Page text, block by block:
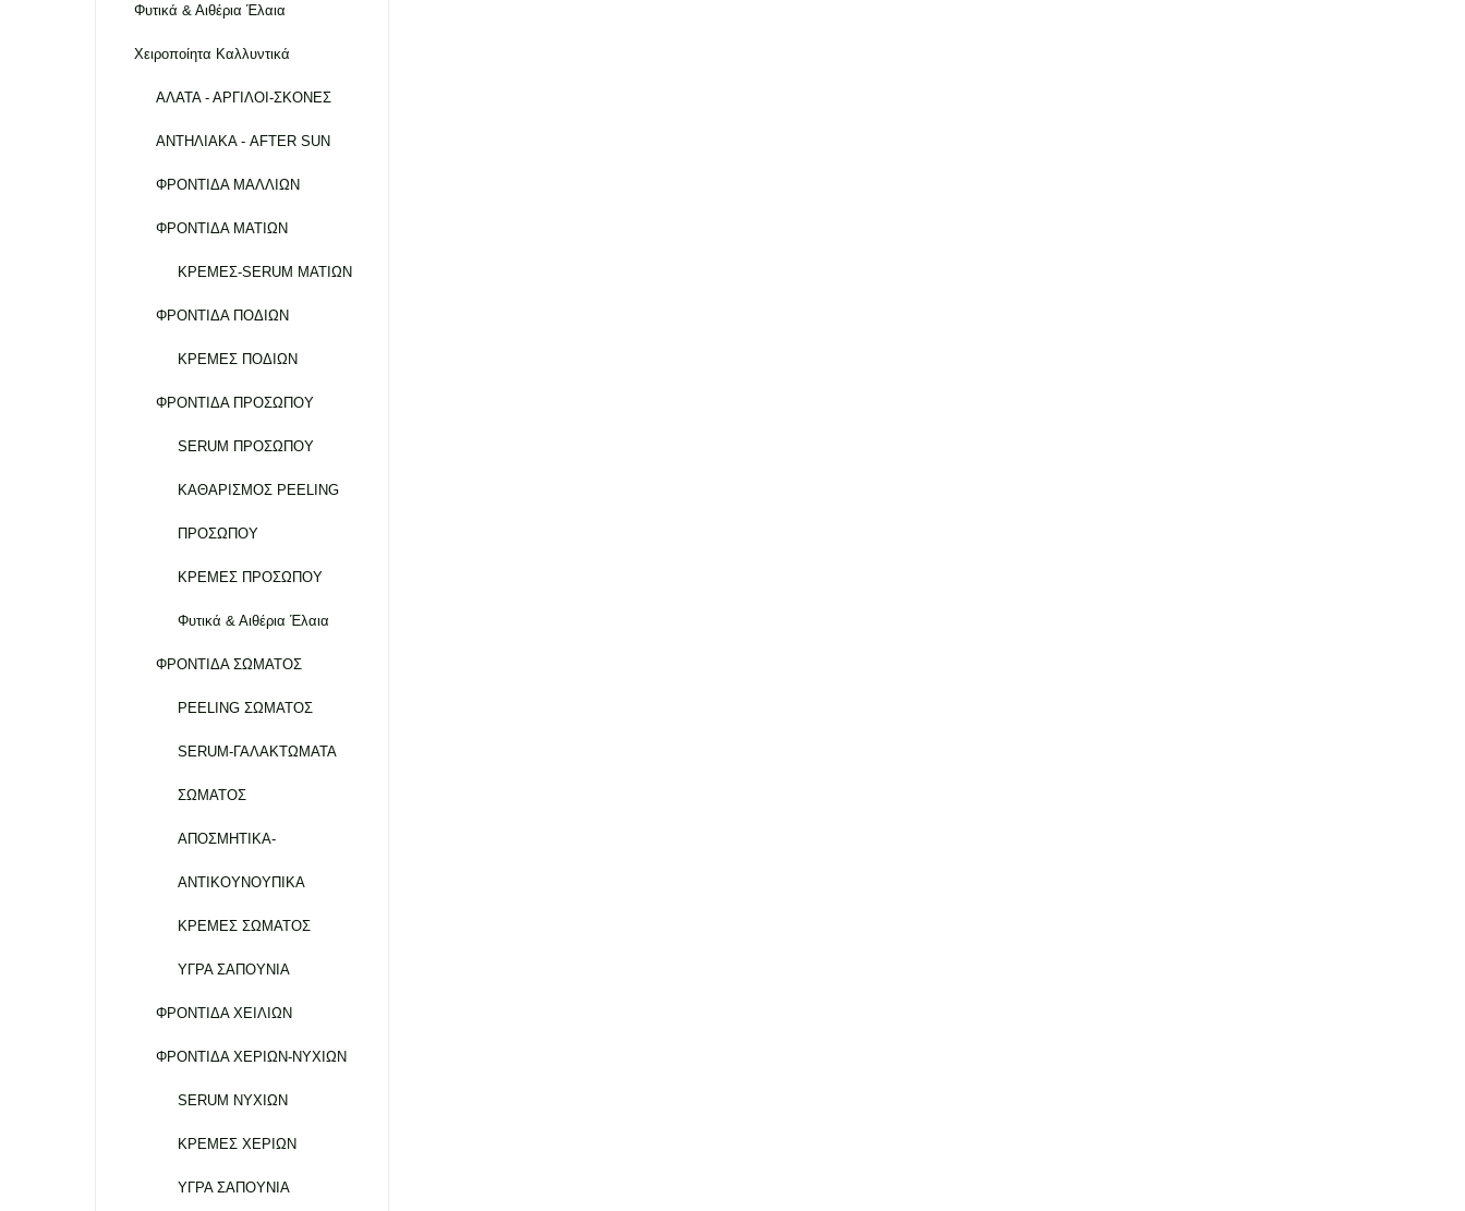
Φυτικά & Αιθέρια Έλαια
Χειροποίητα Καλλυντικά
ΑΛΑΤΑ - ΑΡΓΙΛΟΙ-ΣΚΟΝΕΣ
ΑΝΤΗΛΙΑΚΑ - AFTER SUN
ΦΡΟΝΤΙΔΑ ΜΑΛΛΙΩΝ
ΦΡΟΝΤΙΔΑ ΜΑΤΙΩΝ
ΚΡΕΜΕΣ-SERUM ΜΑΤΙΩΝ
ΦΡΟΝΤΙΔΑ ΠΟΔΙΩΝ
ΚΡΕΜΕΣ ΠΟΔΙΩΝ
ΦΡΟΝΤΙΔΑ ΠΡΟΣΩΠΟΥ
SERUM ΠΡΟΣΩΠΟΥ
ΚΑΘΑΡΙΣΜΟΣ PEELING
ΠΡΟΣΩΠΟΥ
ΚΡΕΜΕΣ ΠΡΟΣΩΠΟΥ
Φυτικά & Αιθέρια Έλαια
ΦΡΟΝΤΙΔΑ ΣΩΜΑΤΟΣ
PEELING ΣΩΜΑΤΟΣ
SERUM-ΓΑΛΑΚΤΩΜΑΤΑ
ΣΩΜΑΤΟΣ
ΑΠΟΣΜΗΤΙΚΑ-
ΑΝΤΙΚΟΥΝΟΥΠΙΚΑ
ΚΡΕΜΕΣ ΣΩΜΑΤΟΣ
ΥΓΡΑ ΣΑΠΟΥΝΙΑ
ΦΡΟΝΤΙΔΑ ΧΕΙΛΙΩΝ
ΦΡΟΝΤΙΔΑ ΧΕΡΙΩΝ-ΝΥΧΙΩΝ
SERUM ΝΥΧΙΩΝ
ΚΡΕΜΕΣ ΧΕΡΙΩΝ
ΥΓΡΑ ΣΑΠΟΥΝΙΑ